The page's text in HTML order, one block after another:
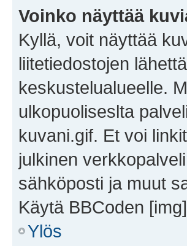
Voinko näyttää
Kyllä, voit näyttää
liitetiedostojen
keskustelualueelle.
ulkopuoliseslta
kuvani.gif. Et voi
julkinen
sähköposti ja muut
Käytä BBCoden
Ylös